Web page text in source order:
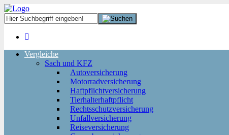
Vergleiche
Sach und KFZ
Autoversicherung
Motorradversicherung
Haftpflichtversicherung
Tierhalterhaftpflicht
Rechtsschutzversicherung
Unfallversicherung
Reiseversicherung